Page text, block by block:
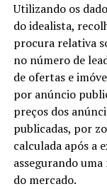
Utilizando os
do idealista,
procura relativa
no número de
de ofertas e
por anúncio
preços dos
publicadas, por
calculada após a
assegurando
do mercado.